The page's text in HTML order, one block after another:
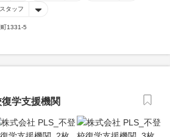
タッフ
1331-5
学支援機関